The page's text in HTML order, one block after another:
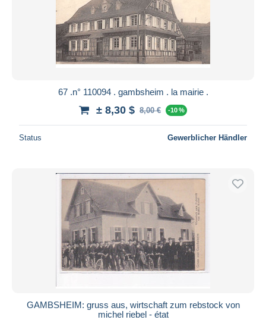
67 .n° 110094 . gambsheim . la mairie .
± 8,30 $ 8,00 € -10 %
Status Gewerblicher Händler
GAMBSHEIM: gruss aus, wirtschaft zum rebstock von
michel riebel - état